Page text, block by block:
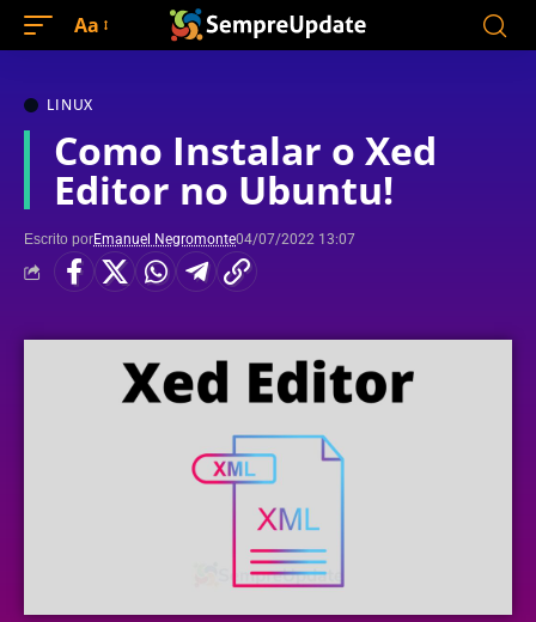
Aa
LINUX
Como Instalar o Xed
Editor no Ubuntu!
Escrito porEmanuel Negromonte04/07/2022 13:07